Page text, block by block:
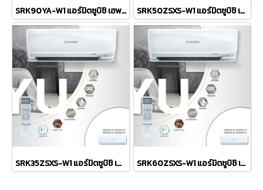
SRK90YA-W1 แอร์มิตซูบิชิ เฮพวี่ดิวตี้ HEAVYDUTY แบบติดผนัง รุ่น FUYU Series HIGH Capacity INVERTER R-32 ขนาด 30,700BTU(6824-37532) #5⭐⭐⭐ รีโมทไร้สาย พร้อมติดตั้ง SRK50ZSXS-W1 แอร์มิตซูบิชิ เฮพวี่ดิวตี้ HEAVYDUTY แบบติดผนัง รุ่น FUYU Series SUPER DELUXE INVERTER R-32 ขนาดทำความเย็น Cooling 17,105BTU(3412-21154) #5⭐⭐⭐ / ขนาดทำความร้อน Heating 20,472BTU(2730-27978) #5⭐⭐⭐ รีโมทไร้สาย พร้อมติดตั้ง
SRK35ZSXS-W1 แอร์มิตซูบิชิ เฮพวี่ดิวตี้ HEAVYDUTY แบบติดผนัง รุ่น FUYU Series SUPER DELUXE INVERTER R-32 ขนาดทำความเย็น Cooling 12,103BTU(3070-15354) #5⭐⭐⭐⭐⭐ / ขนาดทำความร้อน Heating 14,672BTU(2730-23202) #5⭐⭐⭐⭐⭐ รีโมทไร้สาย พร้อมติดตั้ง SRK60ZSXS-W1 แอร์มิตซูบิชิ เฮพวี่ดิวตี้ HEAVYDUTY แบบติดผนัง รุ่น FUYU Series SUPER DELUXE INVERTER R-32 ขนาดทำความเย็น Cooling 20,977BTU(3412-23542) #5⭐⭐ / ขนาดทำความร้อน Heating 23,202BTU(2730-30023) #5⭐⭐ รีโมทไร้สาย พร้อมติดตั้ง